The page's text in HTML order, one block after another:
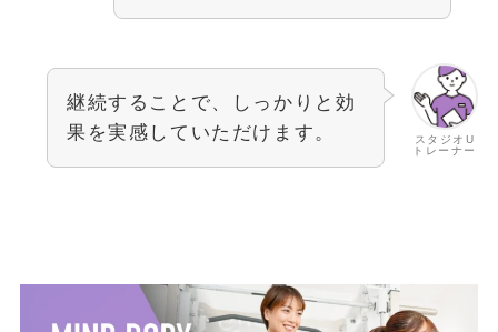
スタジオU
トレーナー
継続することで、しっかりと効
果を実感していただけます。